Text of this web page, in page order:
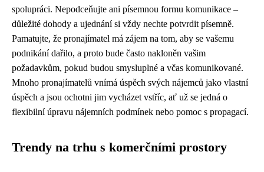
spolupráci. Nepodceňujte ani písemnou formu komunikace –
důležité dohody a ujednání si vždy nechte potvrdit písemně.
Pamatujte, že pronajímatel má zájem na tom, aby se vašemu
podnikání dařilo, a proto bude často nakloněn vašim
požadavkům, pokud budou smysluplné a včas komunikované.
Mnoho pronajímatelů vnímá úspěch svých nájemců jako vlastní
úspěch a jsou ochotni jim vycházet vstříc, ať už se jedná o
flexibilní úpravu nájemních podmínek nebo pomoc s propagací.
Trendy na trhu s komerčními prostory